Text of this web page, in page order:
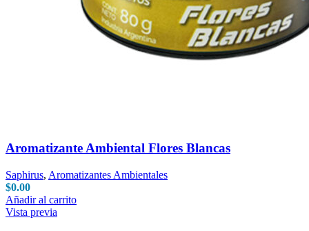
Aromatizante Ambiental Flores Blancas
Saphirus, Aromatizantes Ambientales
$0.00
Añadir al carrito
Vista previa